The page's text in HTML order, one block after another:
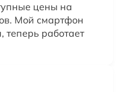
цены на
Мой смартфон
теперь работает